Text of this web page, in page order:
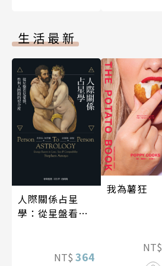
生活最新
人際關係占星
學：從星盤看見
NT$ 364
我為薯狂
NT$